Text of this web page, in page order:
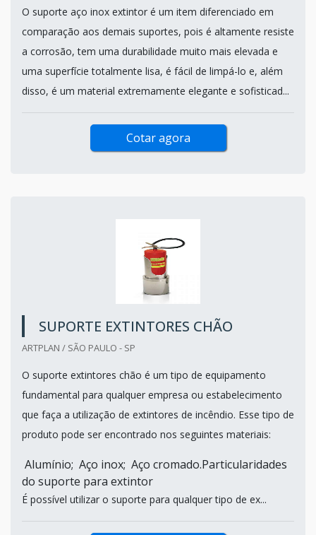
O suporte aço inox extintor é um item diferenciado em
comparação aos demais suportes, pois é altamente resiste
a corrosão, tem uma durabilidade muito mais elevada e
uma superfície totalmente lisa, é fácil de limpá-lo e, além
disso, é um material extremamente elegante e sofisticad...
Cotar agora
SUPORTE EXTINTORES CHÃO
ARTPLAN / SÃO PAULO - SP
O suporte extintores chão é um tipo de equipamento
fundamental para qualquer empresa ou estabelecimento
que faça a utilização de extintores de incêndio. Esse tipo de
produto pode ser encontrado nos seguintes materiais:
Alumínio; Aço inox; Aço cromado.Particularidades
do suporte para extintor
É possível utilizar o suporte para qualquer tipo de ex...